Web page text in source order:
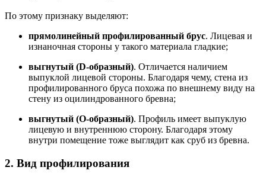
По этому признаку выделяют:
прямолинейный профилированный брус. Лицевая и
изнаночная стороны у такого материала гладкие;
выгнутый (D-образный). Отличается наличием
выпуклой лицевой стороны. Благодаря чему, стена из
профилированного бруса похожа по внешнему виду на
стену из оцилиндрованного бревна;
выгнутый (О-образный). Профиль имеет выпуклую
лицевую и внутреннюю сторону. Благодаря этому
внутри помещение тоже выглядит как сруб из бревна.
2. Вид профилирования